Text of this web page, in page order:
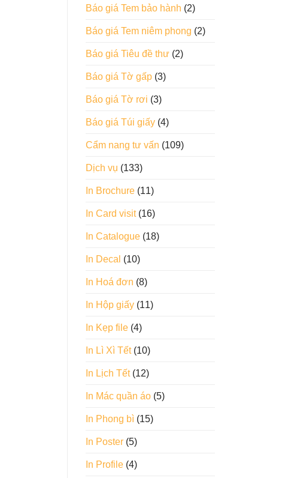
Báo giá Tem bảo hành (2)
Báo giá Tem niêm phong (2)
Báo giá Tiêu đề thư(2)
Báo giá Tờ gấp(3)
Báo giá Tờ rơi (3)
Báo giá Túi giấy(4)
Cẩm nang tư vấn (109)
Dịch vụ (133)
In Brochure(11)
In Card visit(16)
In Catalogue(18)
In Decal (10)
In Hoá đơn (8)
In Hộp giấy(11)
In Kẹp file(4)
In Lì Xì Tết(10)
In Lịch Tết(12)
In Mác quần áo(5)
In Phong bì(15)
In Poster(5)
In Profile(4)